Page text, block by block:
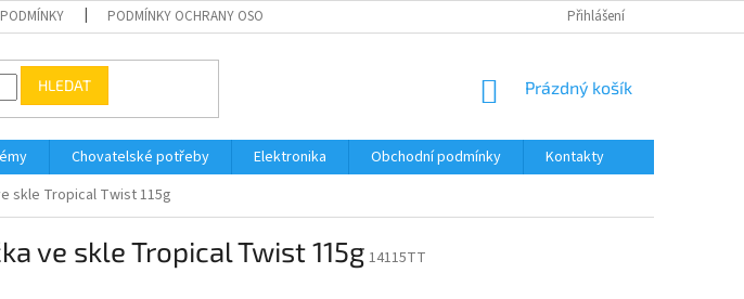
PODMÍNKY OCHRANY OSOBNÍCH ÚDAJŮ Přihlášení
HLEDAT
NÁKUPNÍ
Prázdný košík
Chovatelské potřeby Elektronika Obchodní podmínky
Kontakty
skle Tropical Twist 115g
ve skle Tropical Twist 115g 14115TT